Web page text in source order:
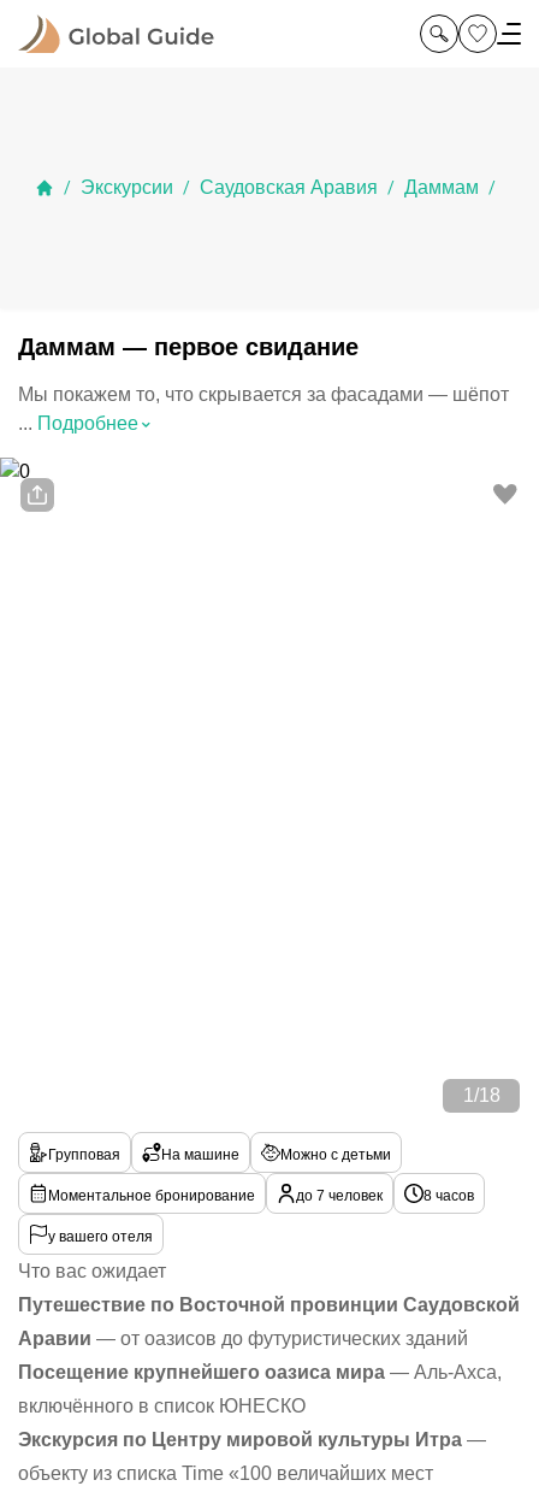
/ Экскурсии / Саудовская Аравия / Даммам /
Даммам — первое свидание
Мы покажем то, что скрывается за фасадами — шёпот
... Подробнее⌃
1 /18
Групповая На машине Можно с детьми
Моментальное бронирование до 7 человек 8 часов
у вашего отеля
Что вас ожидает
Путешествие по Восточной провинции Саудовской
Аравии — от оазисов до футуристических зданий
Посещение крупнейшего оазиса мира — Аль-Ахса,
включённого в список ЮНЕСКО
Экскурсия по Центру мировой культуры Итра —
объекту из списка Time «100 величайших мест